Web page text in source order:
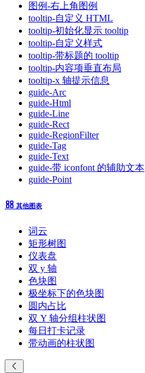
图例-右上角图例
tooltip-自定义 HTML
tooltip-初始化显示 tooltip
tooltip-自定义样式
tooltip-带标题的 tooltip
tooltip-内容项垂直布局
tooltip-x 轴提示信息
guide-Arc
guide-Html
guide-Line
guide-Rect
guide-RegionFilter
guide-Tag
guide-Text
guide-带 iconfont 的辅助文本
guide-Point
其他图表
词云
矩形树图
仪表盘
双 y 轴
色块图
极坐标下的色块图
圆内占比
双 Y 轴分组柱状图
每日打卡记录
带动画的柱状图